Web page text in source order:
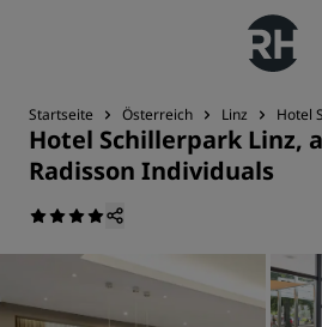
Startseite Österreich Linz Hotel
Hotel Schillerpark Linz,
Radisson Individuals